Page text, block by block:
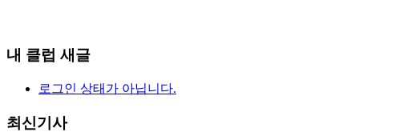
내 클럽 새글
로그인 상태가 아닙니다.
최신기사